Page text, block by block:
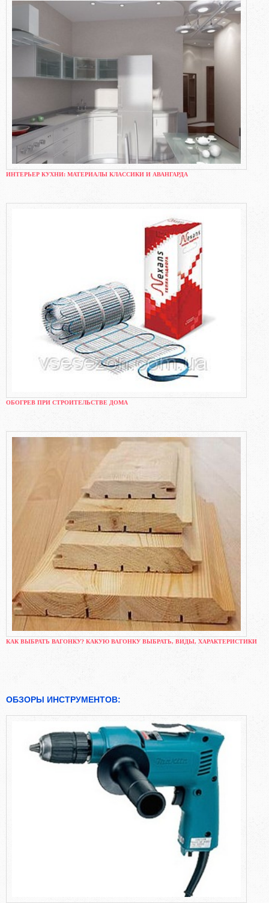
ИНТЕРЬЕР КУХНИ: МАТЕРИАЛЫ КЛАССИКИ И АВАНГАРДА
ОБОГРЕВ ПРИ СТРОИТЕЛЬСТВЕ ДОМА
КАК ВЫБРАТЬ ВАГОНКУ? КАКУЮ ВАГОНКУ ВЫБРАТЬ, ВИДЫ, ХАРАКТЕРИСТИКИ
ОБЗОРЫ ИНСТРУМЕНТОВ: